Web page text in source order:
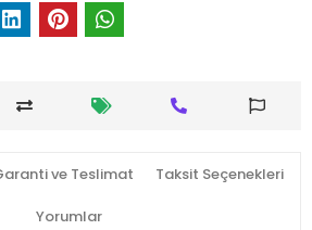
ve Teslimat Taksit Seçenekleri
Yorumlar